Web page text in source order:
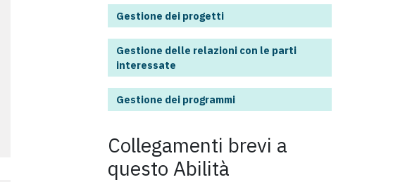
Gestione dei progetti
Gestione delle relazioni con le parti
interessate
Gestione dei programmi
Collegamenti brevi a
questo Abilità